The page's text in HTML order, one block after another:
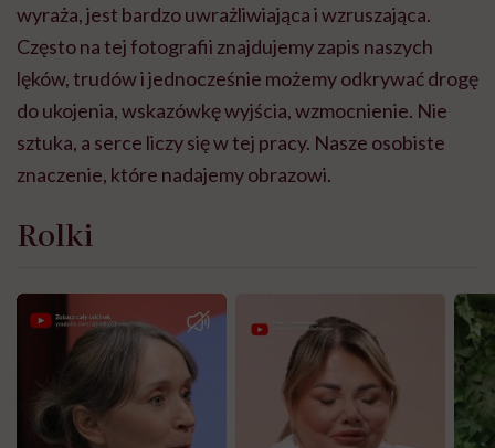
wyraża, jest bardzo uwrażliwiająca i wzruszająca.
Często na tej fotografii znajdujemy zapis naszych
lęków, trudów i jednocześnie możemy odkrywać drogę
do ukojenia, wskazówkę wyjścia, wzmocnienie. Nie
sztuka, a serce liczy się w tej pracy. Nasze osobiste
znaczenie, które nadajemy obrazowi.
Rolki